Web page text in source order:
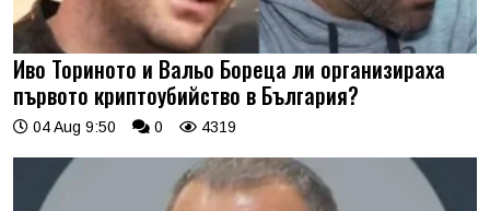
Иво Ториното и Вальо Бореца ли организираха
първото криптоубийство в България?
04 Aug 9:50 0 4319